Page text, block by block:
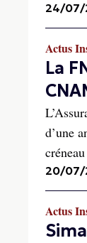
24/07/
Actus
La
d’une
20/07/
Actus